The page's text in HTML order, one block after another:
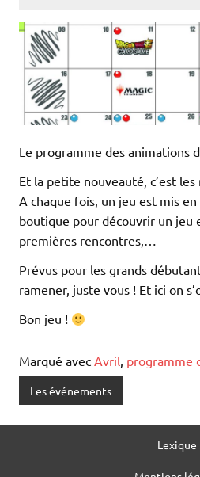
Le programme des animations
Et la petite nouveauté, c’est
A chaque fois, un jeu est mis en
boutique pour découvrir un jeu
premières rencontres,…
Prévus pour les grands
ramener, juste vous ! Et ici on
Bon jeu !
Marqué avec Avril, programme
Les événements
Lexique